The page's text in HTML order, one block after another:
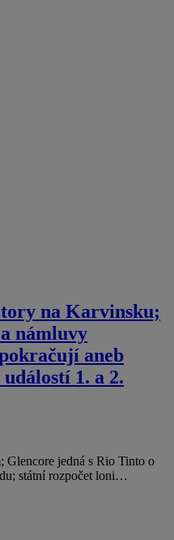
na Karvinsku;
námluvy
aneb
1. a 2.
Glencore jedná s Rio Tinto o
státní rozpočet loni…